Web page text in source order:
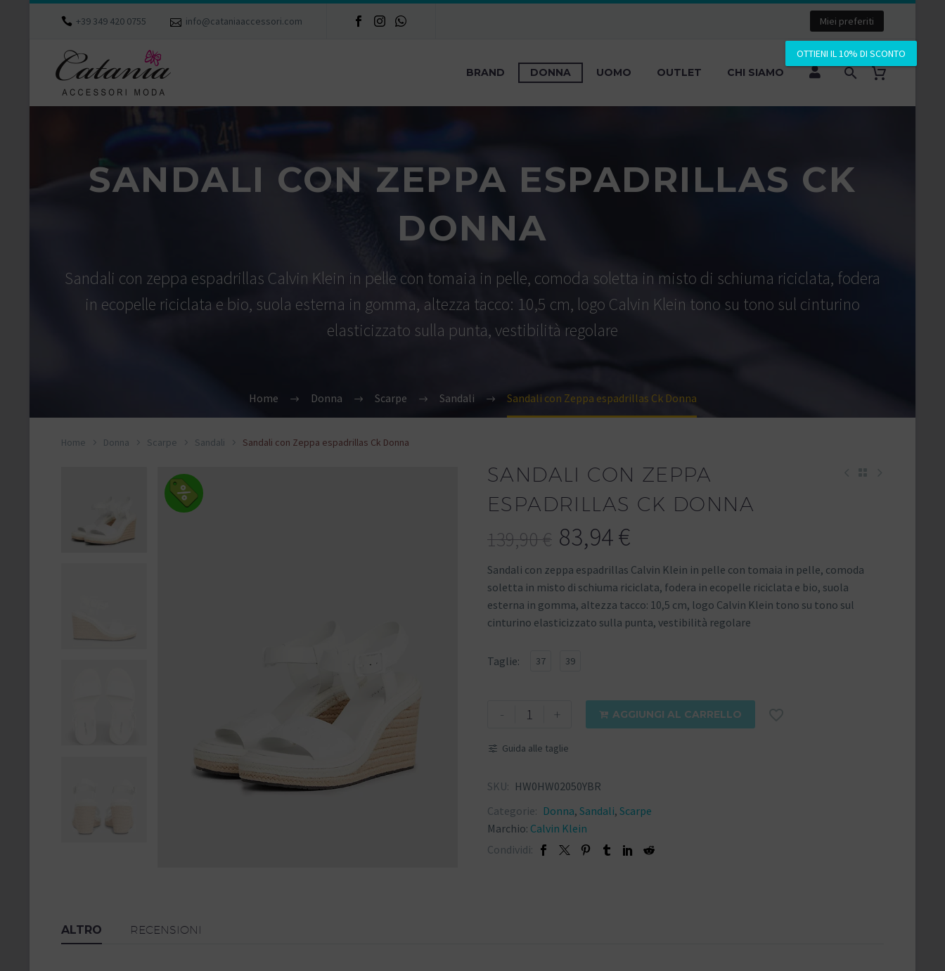
OTTIENI IL 10% DI SCONTO
+39 349 420 0755 info@cataniaaccessori.com Miei preferiti
BRAND DONNA UOMO OUTLET CHI SIAMO
SANDALI CON ZEPPA ESPADRILLAS CK
DONNA
Sandali con zeppa espadrillas Calvin Klein in pelle con tomaia in pelle, comoda soletta in misto di schiuma riciclata, fodera
in ecopelle riciclata e bio, suola esterna in gomma, altezza tacco: 10,5 cm, logo Calvin Klein tono su tono sul cinturino
elasticizzato sulla punta, vestibilità regolare
Home Donna Scarpe Sandali Sandali con Zeppa espadrillas Ck Donna
Home Donna Scarpe Sandali Sandali con Zeppa espadrillas Ck Donna
SANDALI CON ZEPPA
ESPADRILLAS CK DONNA
139,90€ 83,94€
Sandali con zeppa espadrillas Calvin Klein in pelle con tomaia in pelle, comoda
soletta in misto di schiuma riciclata, fodera in ecopelle riciclata e bio, suola
esterna in gomma, altezza tacco: 10,5 cm, logo Calvin Klein tono su tono sul
cinturino elasticizzato sulla punta, vestibilità regolare
Taglie 37 39
- +  AGGIUNGI AL CARRELLO
Guida alle taglie
SKU: HW0HW02050YBR
Categorie: Donna, Sandali, Scarpe
Marchio: Calvin Klein
Condividi:
ALTRO RECENSIONI